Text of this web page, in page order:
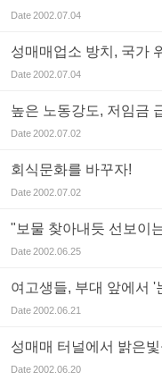
Date2002.07.04
성매매업소 방치, 국가
Date2002.07.04
높은 노동강도, 저임금
Date2002.07.02
회식문화를 바꾸자!
Date2002.07.02
"보물 찾아내듯 선보이
Date2002.06.25
여고생들, 부대 앞에서 '
Date2002.06.21
성매매 터널에서 밝은
Date2002.06.20